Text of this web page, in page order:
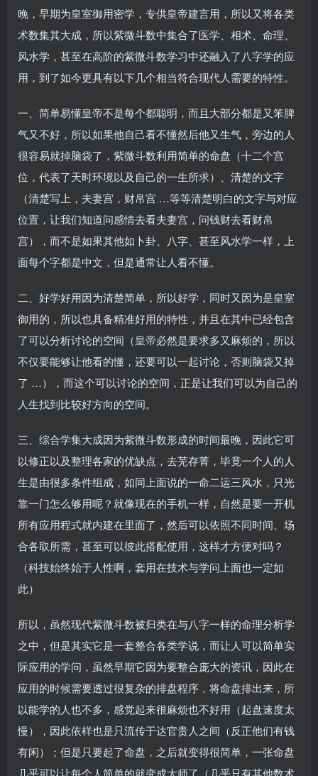
晚，早期为皇室御用密学，专供皇帝建言用，所以又将各类
术数集其大成，所以紫微斗数中集合了医学、相术、命理、
风水学，甚至在高阶的紫微斗数学习中还融入了八字学的应
用，到了如今更具有以下几个相当符合现代人需要的特性。
一、简单易懂皇帝不是每个都聪明，而且大部分都是又笨脾
气又不好，所以如果他自己看不懂然后他又生气，旁边的人
很容易就掉脑袋了，紫微斗数利用简单的命盘（十二个宫
位，代表了天时环境以及自己的一生所求）、清楚的文字
（清楚写上，夫妻宫，财帛宫 …等等清楚明白的文字与对应
位置，让我们知道问感情去看夫妻宫，问钱财去看财帛
宫），而不是如果其他如卜卦、八字、甚至风水学一样，上
面每个字都是中文，但是通常让人看不懂。
二、好学好用因为清楚简单，所以好学，同时又因为是皇室
御用的，所以也具备精准好用的特性，并且在其中已经包含
了可以分析讨论的空间（皇帝必然是要求多又麻烦的，所以
不仅要能够让他看的懂，还要可以一起讨论，否则脑袋又掉
了 …），而这个可以讨论的空间，正是让我们可以为自己的
人生找到比较好方向的空间。
三、综合学集大成因为紫微斗数形成的时间最晚，因此它可
以修正以及整理各家的优缺点，去芜存菁，毕竟一个人的人
生是由很多条件组成，如同上面说的一命二运三风水，只光
靠一门怎么够用呢？就像现在的手机一样，自然是要一开机
所有应用程式就内建在里面了，然后可以依照不同时间、场
合各取所需，甚至可以彼此搭配使用，这样才方便对吗？
（科技始终始于人性啊，套用在技术与学问上面也一定如
此）
所以，虽然现代紫微斗数被归类在与八字一样的命理分析学
之中，但是其实它是一套整合各类学说，而让人可以简单实
际应用的学问，虽然早期它因为要整合庞大的资讯，因此在
应用的时候需要透过很复杂的排盘程序，将命盘排出来，所
以能学的人也不多，感觉起来很麻烦也不好用（起盘速度太
慢），因此依样也是只流传于达官贵人之间（反正他们有钱
有闲）；但是只要起了命盘，之后就变得很简单，一张命盘
几乎可以让每个人简单的就变成大师了（几乎只有其他数术